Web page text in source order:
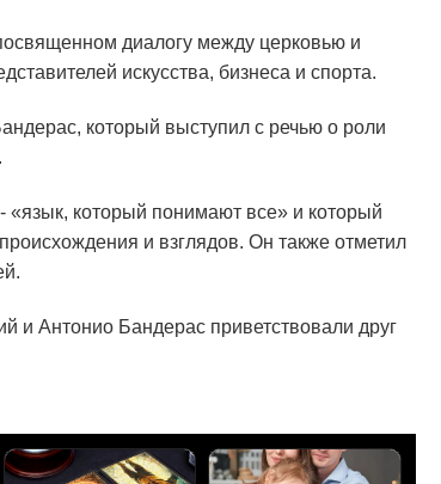
диалогу между церковью и
искусства, бизнеса и спорта.
который выступил с речью о роли
«язык, который понимают все» и который
и взглядов. Он также отметил
и Антонио Бандерас приветствовали друг